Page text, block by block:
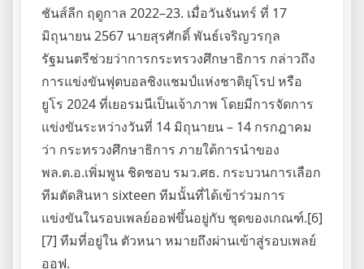
ชันส์ลีก ฤดูกาล 2022–23. เมื่อวันจันทร์ ที่ 17
มิถุนายน 2567 นายสุรศักดิ์ พันธ์เจริญวรกุล
รัฐมนตรีช่วยว่าการกระทรวงศึกษาธิการ กล่าวถึง
การแข่งขันฟุตบอลชิงแชมป์แห่งชาติยุโรป หรือ
ยูโร 2024 ที่เยอรมนีเป็นเจ้าภาพ โดยมีการจัดการ
แข่งขันระหว่างวันที่ 14 มิถุนายน – 14 กรกฎาคม
ว่า กระทรวงศึกษาธิการ ภายใต้การนำของ
พล.ต.อ.เพิ่มพูน ชิดชอบ รมว.ศธ. กระบวนการเลือก
ทีมตัดสินหา sixteen ทีมนั้นที่ได้เข้าร่วมการ
แข่งขันในรอบเพลย์ออฟขึ้นอยู่กับ ชุดของเกณฑ์.[6]
[7] ทีมที่อยู่ใน ตัวหนา หมายถึงผ่านเข้าสู่รอบเพลย์
ออฟ.